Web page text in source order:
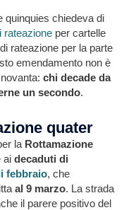
quinquies chiedeva di
rateazione per cartelle
rateazione per la parte
emendamento non è
chi decade da
un secondo.
quater
la Rottamazione
ai decaduti di
febbraio, che
al 9 marzo. La strada
il parere positivo del